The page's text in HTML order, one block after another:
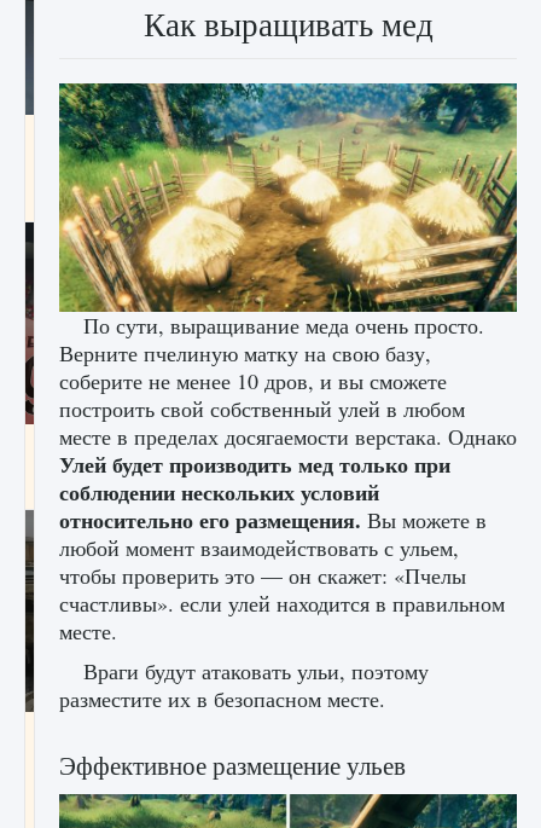
Все новые функции в режиме карьеры EA
FC 25
9 августа 2024 2 096 0 2
Входят ли «Милан» и «Интер» в EA FC 25
9 августа 2024
пользовательского интерфейса Delta
Force Hawk Ops
9 августа 2024 1 945 0 0
Как выращивать мед
По сути, выращивание меда очень просто.
Верните пчелиную матку на свою базу,
соберите не менее 10 дров, и вы сможете
построить свой собственный улей в любом
месте в пределах досягаемости верстака. Однако
Улей будет производить мед только при
соблюдении нескольких условий
относительно его размещения. Вы можете в
любой момент взаимодействовать с ульем,
чтобы проверить это — он скажет: «Пчелы
счастливы». если улей находится в правильном
месте.
Враги будут атаковать ульи, поэтому
разместите их в безопасном месте.
Эффективное размещение ульев